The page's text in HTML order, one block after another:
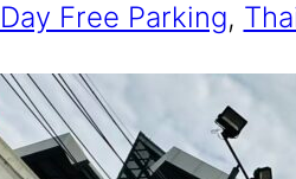
Free Parking,